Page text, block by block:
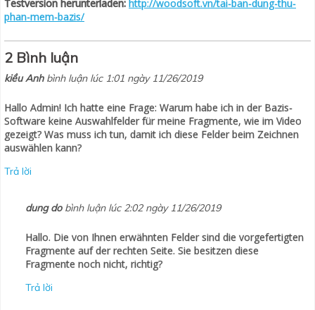
Testversion herunterladen: http://woodsoft.vn/tai-ban-dung-thu-
phan-mem-bazis/
2 Bình luận
kiều Anh bình luận lúc 1:01 ngày 11/26/2019
Hallo Admin! Ich hatte eine Frage: Warum habe ich in der Bazis-
Software keine Auswahlfelder für meine Fragmente, wie im Video
gezeigt? Was muss ich tun, damit ich diese Felder beim Zeichnen
auswählen kann?
Trả lời
dung do bình luận lúc 2:02 ngày 11/26/2019
Hallo. Die von Ihnen erwähnten Felder sind die vorgefertigten
Fragmente auf der rechten Seite. Sie besitzen diese
Fragmente noch nicht, richtig?
Trả lời